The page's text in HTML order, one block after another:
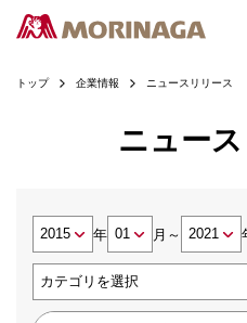
トップ 企業情報 ニュースリリース
ニュー
年 月 ～